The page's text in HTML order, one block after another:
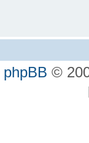
phpBB ©